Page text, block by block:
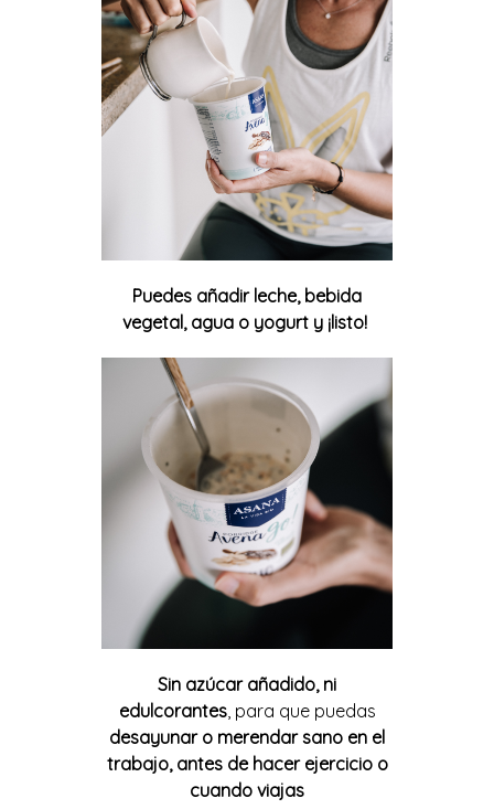
Puedes añadir leche, bebida
vegetal, agua o yogurt y ¡listo!
Sin azúcar añadido, ni
edulcorantes, para que puedas
desayunar o merendar sano en el
trabajo, antes de hacer ejercicio o
cuando viajas